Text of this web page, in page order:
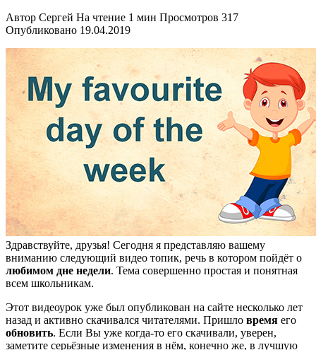
Автор Сергей На чтение 1 мин Просмотров 317
Опубликовано 19.04.2019
Здравствуйте, друзья! Сегодня я представляю вашему
вниманию следующий видео топик, речь в котором пойдёт о
любимом дне недели. Тема совершенно простая и понятная
всем школьникам.
Этот видеоурок уже был опубликован на сайте несколько лет
назад и активно скачивался читателями. Пришло время его
обновить. Если Вы уже когда-то его скачивали, уверен,
заметите серьёзные изменения в нём, конечно же, в лучшую